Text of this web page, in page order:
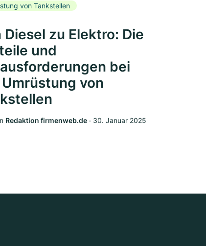
von Tankstellen
Diesel zu Elektro: Die
und
bei
von
Redaktion firmenweb.de ‧ 30. Januar 2025